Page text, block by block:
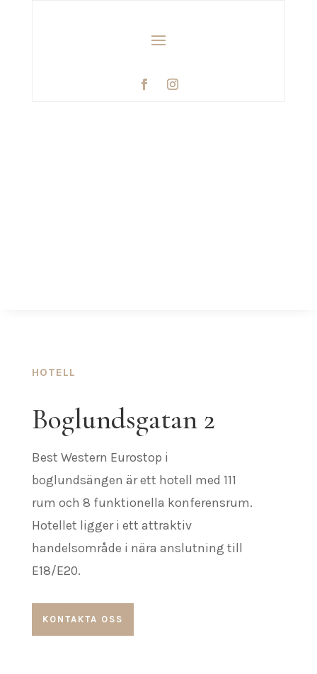
HOTELL
Boglundsgatan 2
Best Western Eurostop i
boglundsängen är ett hotell med 111
rum och 8 funktionella konferensrum.
Hotellet ligger i ett attraktiv
handelsområde i nära anslutning till
E18/E20.
KONTAKTA OSS